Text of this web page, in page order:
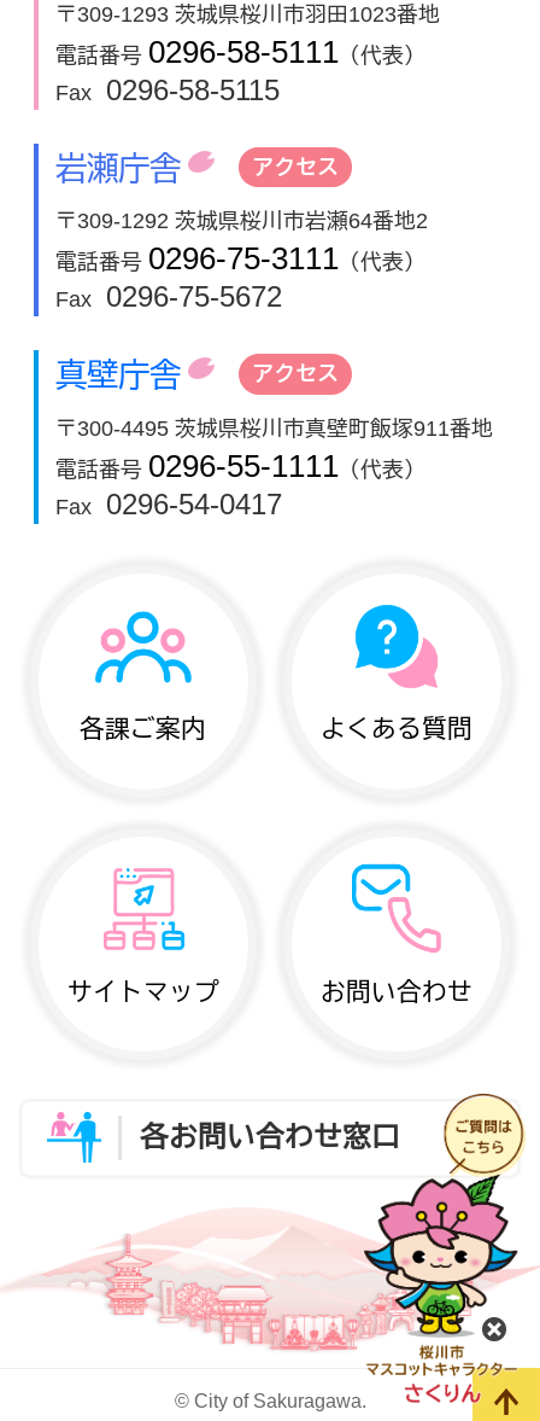
〒309-1293 茨城県桜川市羽田1023番地
電話番号 0296-58-5111 （代表）
Fax
0296-58-5115
岩瀬庁舎 アクセス
〒309-1292 茨城県桜川市岩瀬64番地2
電話番号 0296-75-3111 （代表）
Fax
0296-75-5672
真壁庁舎 アクセス
〒300-4495 茨城県桜川市真壁町飯塚911番地
電話番号 0296-55-1111 （代表）
Fax
0296-54-0417
各課ご案内 よくある質問
サイトマップ お問い合わせ
各お問い合わせ窓口
© City of Sakuragawa.